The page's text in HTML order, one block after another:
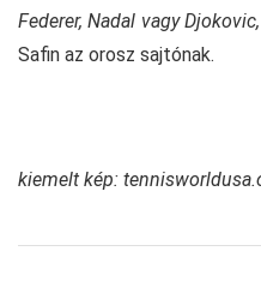
Federer, Nadal vagy
Safin az orosz sajtónak.
kiemelt kép: